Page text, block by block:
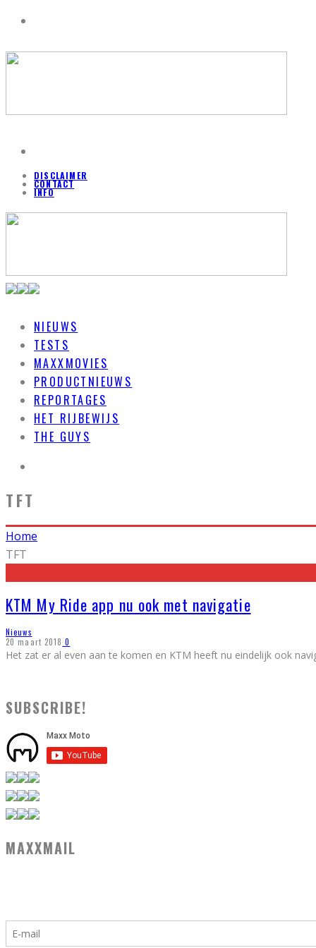
DISCLAIMER
CONTACT
INFO
NIEUWS
TESTS
MAXXMOVIES
PRODUCTNIEUWS
REPORTAGES
HET RIJBEWIJS
THE GUYS
TFT
Home
TFT
KTM My Ride app nu ook met navigatie
Nieuws
20 maart 2018 0
Het zat er al even aan te komen en KTM heeft nu eindelijk ook
SUBSCRIBE!
MAXXMAIL